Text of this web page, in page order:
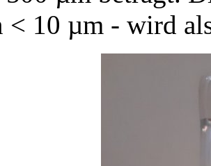
< 10 µm - wird